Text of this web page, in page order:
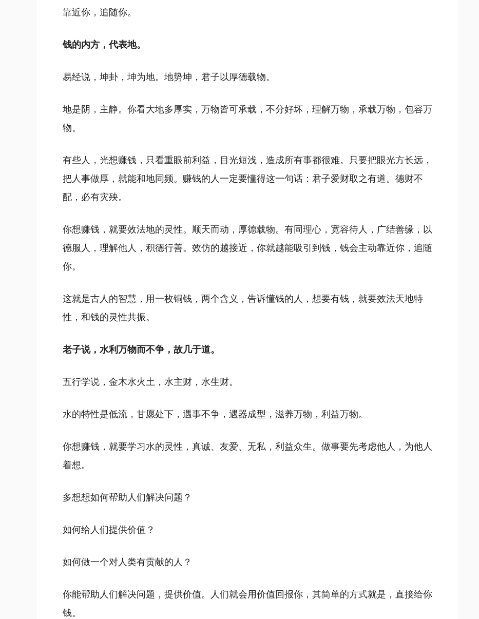
靠近你，追随你。
钱的内方，代表地。
易经说，坤卦，坤为地。地势坤，君子以厚德载物。
地是阴，主静。你看大地多厚实，万物皆可承载，不分好坏，理解万物，承载万物，包容万
物。
有些人，光想赚钱，只看重眼前利益，目光短浅，造成所有事都很难。只要把眼光方长远，
把人事做厚，就能和地同频。赚钱的人一定要懂得这一句话：君子爱财取之有道。德财不
配，必有灾殃。
你想赚钱，就要效法地的灵性。顺天而动，厚德载物。有同理心，宽容待人，广结善缘，以
德服人，理解他人，积德行善。效仿的越接近，你就越能吸引到钱，钱会主动靠近你，追随
你。
这就是古人的智慧，用一枚铜钱，两个含义，告诉懂钱的人，想要有钱，就要效法天地特
性，和钱的灵性共振。
老子说，水利万物而不争，故几于道。
五行学说，金木水火土，水主财，水生财。
水的特性是低流，甘愿处下，遇事不争，遇器成型，滋养万物，利益万物。
你想赚钱，就要学习水的灵性，真诚、友爱、无私，利益众生。做事要先考虑他人，为他人
着想。
多想想如何帮助人们解决问题？
如何给人们提供价值？
如何做一个对人类有贡献的人？
你能帮助人们解决问题，提供价值。人们就会用价值回报你，其简单的方式就是，直接给你
钱。